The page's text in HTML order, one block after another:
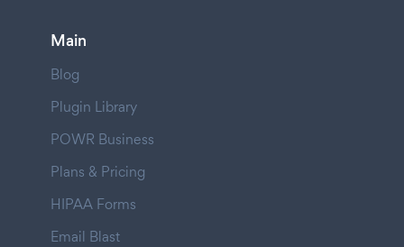
Main
Blog
Plugin Library
POWR Business
Plans & Pricing
HIPAA Forms
Email Blast